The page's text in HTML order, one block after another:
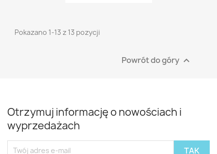
Pokazano 1-13 z 13 pozycji
Powrót do góry 
Otrzymuj informację o nowościach i
wyprzedażach